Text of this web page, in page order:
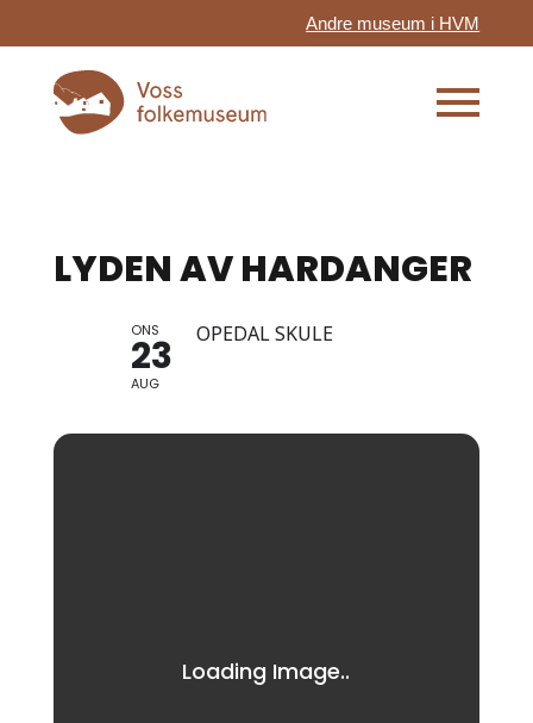
Andre museum i HVM
LYDEN AV HARDANGER
ONS
23
AUG
OPEDAL SKULE